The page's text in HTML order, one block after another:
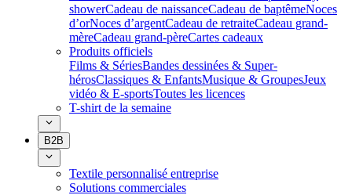
showerCadeau de naissanceCadeau de baptêmeNoces
d’orNoces d’argentCadeau de retraiteCadeau grand-
mèreCadeau grand-pèreCartes cadeaux
Produits officiels
Films & SériesBandes dessinées & Super-
hérosClassiques & EnfantsMusique & GroupesJeux
vidéo & E-sportsToutes les licences
T-shirt de la semaine
B2B
Textile personnalisé entreprise
Solutions commerciales